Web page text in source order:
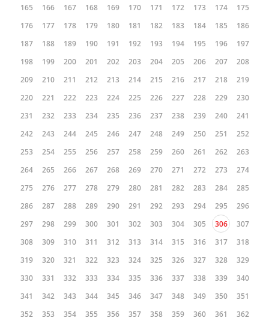
165
166 167 168 169 170 171 172 173 174
175
176
177 178 179 180 181 182 183 184 185
186
187
188 189 190 191 192 193 194 195 196
197
198
199 200 201 202 203 204 205 206 207
208
209
210 211 212 213 214 215 216 217 218
219
220
221 222 223 224 225 226 227 228 229
230
231
232 233 234 235 236 237 238 239 240
241
242
243 244 245 246 247 248 249 250 251
252
253
254 255 256 257 258 259 260 261 262
263
264
265 266 267 268 269 270 271 272 273
274
275
276 277 278 279 280 281 282 283 284
285
286
287 288 289 290 291 292 293 294 295
296
297
298 299 300 301 302 303 304 305 306
307
308
309 310 311 312 313 314 315 316 317
318
319
320 321 322 323 324 325 326 327 328
329
330
331 332 333 334 335 336 337 338 339
340
341
342 343 344 345 346 347 348 349 350
351
352
353 354 355 356 357 358 359 360 361 362